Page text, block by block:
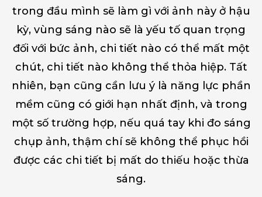
trong đầu mình sẽ làm gì với ảnh này ở hậu
kỳ, vùng sáng nào sẽ là yếu tố quan trọng
đối với bức ảnh, chi tiết nào có thể mất một
chút, chi tiết nào không thể thỏa hiệp. Tất
nhiên, bạn cũng cần lưu ý là năng lực phần
mềm cũng có giới hạn nhất định, và trong
một số trường hợp, nếu quá tay khi đo sáng
chụp ảnh, thậm chí sẽ không thể phục hồi
được các chi tiết bị mất do thiếu hoặc thừa
sáng.